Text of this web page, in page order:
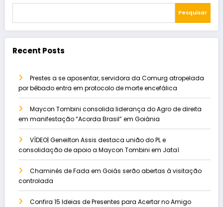
Pesquisar
Recent Posts
Prestes a se aposentar, servidora da Comurg atropelada
por bêbado entra em protocolo de morte encefálica
Maycon Tombini consolida liderança do Agro de direita
em manifestação “Acorda Brasil” em Goiânia
VÍDEO| Geneilton Assis destaca união do PL e
consolidação de apoio a Maycon Tombini em Jataí
Chaminés de Fada em Goiás serão abertas à visitação
controlada
Confira 15 Ideias de Presentes para Acertar no Amigo